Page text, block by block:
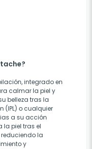
integrado en
calmar la piel y
belleza tras la
(IPL) o cualquier
a su acción
la piel tras el
la
y